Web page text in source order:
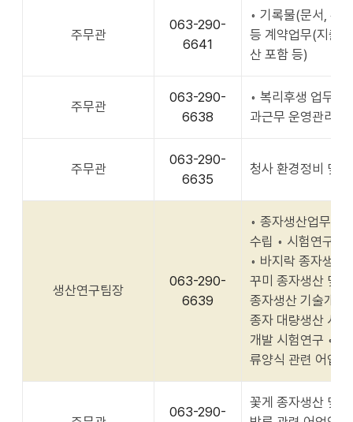
주무관
063-290-
6641
◦ 기록물(문서, 홍
등 계약업무(지출
산 포함 등)
주무관
063-290-
6638
◦ 복리후생 업무
과근무 운영관리 ◦
주무관
063-290-
6635
청사 환경정비 및
생산연구팀장
063-290-
6639
◦ 종자생산업무 전
수립 ◦ 시험연구개
◦ 바지락 종자생산
꾸미 종자생산 및
종자생산 기술개발
종자 대량생산 시
개발 시험연구 ◦
류양식 관련 어업
063-290-
꽃게 종자생산 및